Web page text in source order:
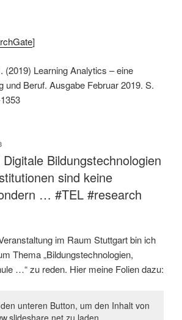
]
(2019) Learning Analytics – eine
und Beruf. Ausgabe Februar 2019. S.
Bildungstechnologien
sind keine
… #TEL #research
im Raum Stuttgart bin ich
Thema „Bildungstechnologien,
…“ zu reden. Hier meine Folien dazu:
unteren Button, um den Inhalt von
zu laden.